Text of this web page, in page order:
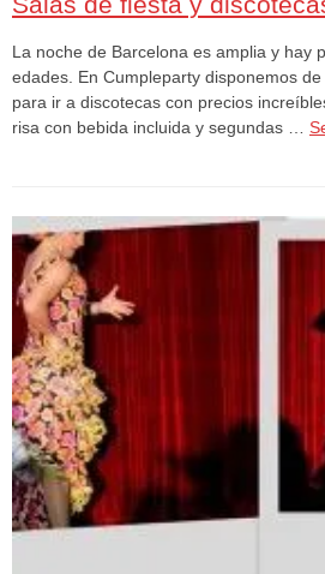
La noche de Barcelona es amplia y hay
edades. En Cumpleparty disponemos
para ir a discotecas con precios
risa con bebida incluida y segundas …